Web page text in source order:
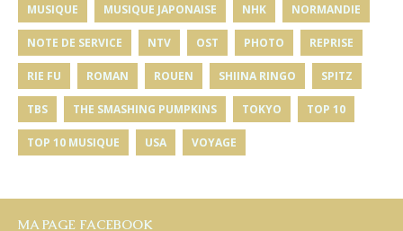
MUSIQUE MUSIQUE JAPONAISE NHK NORMANDIE
NOTE DE SERVICE NTV OST PHOTO REPRISE
RIE FU ROMAN ROUEN SHIINA RINGO SPITZ
TBS THE SMASHING PUMPKINS TOKYO TOP 10
TOP 10 MUSIQUE USA VOYAGE
MA PAGE FACEBOOK